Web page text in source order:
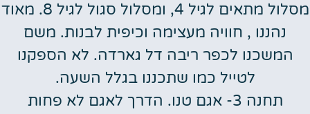
מסלול מתאים לגיל 4, ומסלול סגול לגיל 8. מאוד
נהננו , חוויה מעצימה וכיפית לבנות. משם
המשכנו לכפר ריבה דל גארדה. לא הספקנו
לטייל כמו שתכננו בגלל השעה.
תחנה 3- אגם טנו. הדרך לאגם לא פחות